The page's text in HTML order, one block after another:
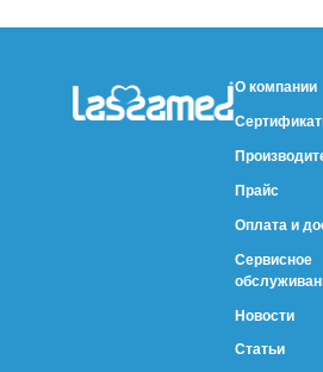
О компании
Прайс
Оплата и
Сервисное
Новости
Статьи